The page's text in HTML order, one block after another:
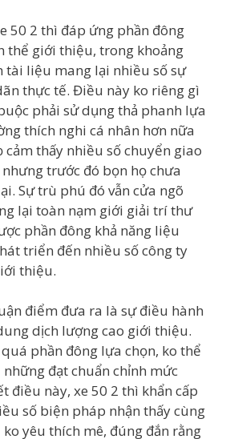
50 2 thì đáp ứng phần đông
thể giới thiệu, trong khoảng
tài liệu mang lại nhiều số sự
thực tế. Điều này ko riêng gì
phải sử dụng thả phanh lựa
thích nghi cá nhân hơn nữa
cảm thấy nhiều số chuyển giao
trước đó bọn họ chưa
Sự trù phú đó vẫn cửa ngõ
lại toàn nạm giới giải trí thư
phần đông khả năng liệu
triển đến nhiều số công ty
thiệu.
điểm đưa ra là sự điều hành
dịch lượng cao giới thiệu.
phần đông lựa chọn, ko thể
đạt chuẩn chỉnh mức
điều này, xe 50 2 thì khẩn cấp
số biện pháp nhận thấy cùng
yêu thích mê, đúng đắn rằng